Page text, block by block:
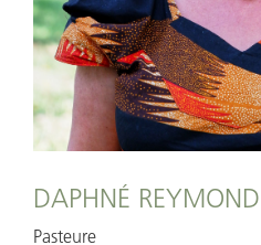
DAPHNÉ REYMOND
Pasteure